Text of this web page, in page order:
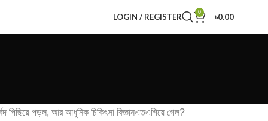
LOGIN / REGISTER 0 ৳0.00